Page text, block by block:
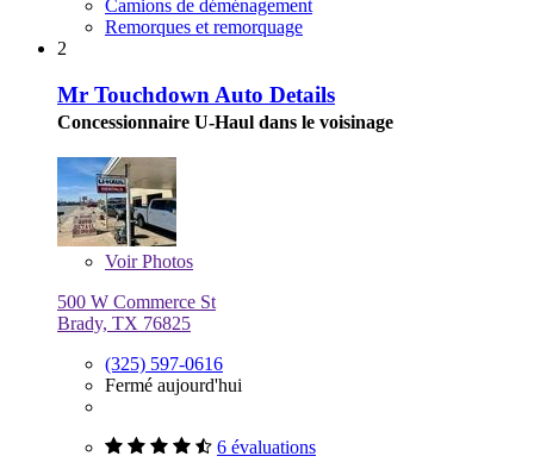
Camions de déménagement
Remorques et remorquage
2
Mr Touchdown Auto Details
Concessionnaire U-Haul dans le voisinage
VoirPhotos
500 W Commerce St
Brady, TX 76825
(325) 597-0616
Fermé aujourd'hui
6 évaluations